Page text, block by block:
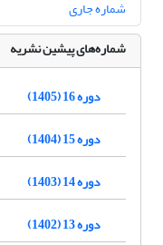
شماره جاری
شماره‌های پیشین نشریه
دوره 16 (1405)
دوره 15 (1404)
دوره 14 (1403)
دوره 13 (1402)